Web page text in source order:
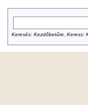
Keresés: Kezdőbetűre, Keress: